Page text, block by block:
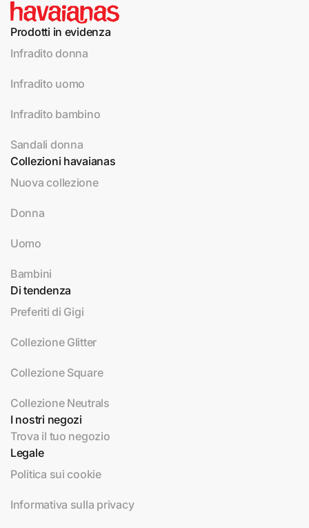
Prodotti in evidenza
Infradito donna
Infradito uomo
Infradito bambino
Sandali donna
Collezioni havaianas
Nuova collezione
Donna
Uomo
Bambini
Di tendenza
Preferiti di Gigi
Collezione Glitter
Collezione Square
Collezione Neutrals
I nostri negozi
Trova il tuo negozio
Legale
Politica sui cookie
Informativa sulla privacy